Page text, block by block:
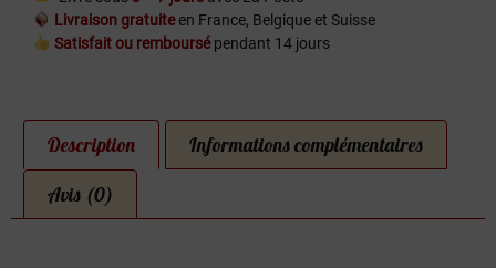
Livraison gratuiteen France, Belgique et Suisse
Satisfait ou remboursépendant 14 jours
Description Informations complémentaires
Avis (0)